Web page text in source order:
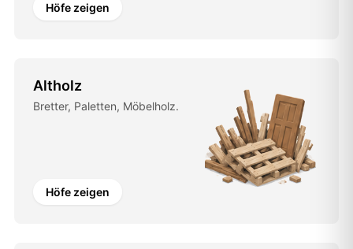
Höfe zeigen
Altholz
Bretter, Paletten, Möbelholz.
Höfe zeigen